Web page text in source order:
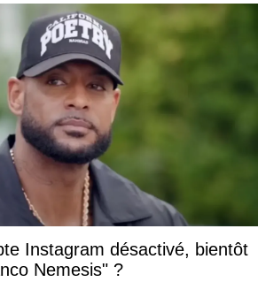
Instagram désactivé, bientôt
Nemesis" ?